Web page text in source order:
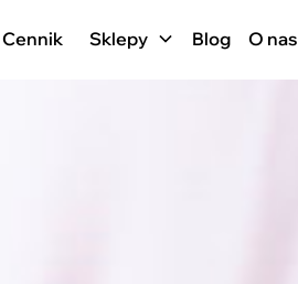
Cennik Sklepy Blog O nas